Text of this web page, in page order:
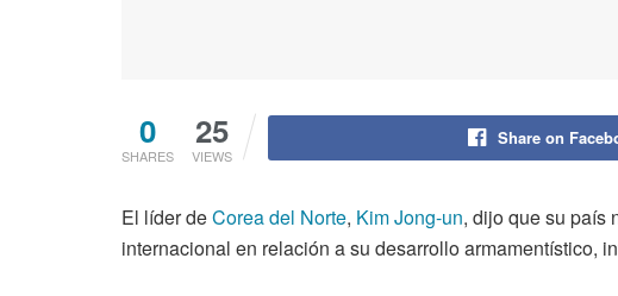
0
SHARES
25
VIEWS
Share on
El líder deCorea del Norte, Kim Jong-un, dijo que su país
internacional en relación a su desarrollo armamentístico,